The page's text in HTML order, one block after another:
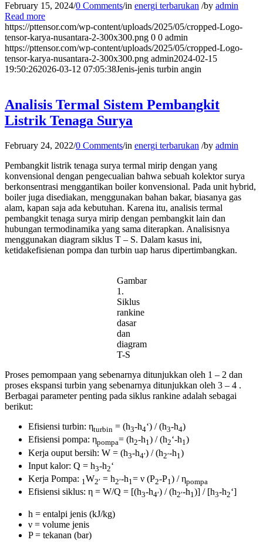
February 15, 2024/0 Comments/in energi terbarukan /by admin
Read more
https://pttensor.com/wp-content/uploads/2025/05/cropped-Logo-
tensor-karya-nusantara-2-300x300.png 0 0 admin
https://pttensor.com/wp-content/uploads/2025/05/cropped-Logo-
tensor-karya-nusantara-2-300x300.png admin2024-02-15
19:50:262026-03-12 07:05:38Jenis-jenis turbin angin
Analisis Termal Sistem Pembangkit
Listrik Tenaga Surya
February 24, 2022/0 Comments/in energi terbarukan /by admin
Pembangkit listrik tenaga surya termal mirip dengan yang
konvensional dengan pengecualian bahwa sebuah kolektor surya
berkonsentrasi menggantikan boiler konvensional. Pada unit hybrid,
boiler juga disediakan, menggunakan bahan bakar, biasanya gas
alam, kapan saja ada kebutuhan. Karena itu, analisis termal
pembangkit tenaga surya mirip dengan pembangkit lain dan
hubungan termodinamika yang sama diterapkan. Analisisnya
menggunakan diagram siklus T – S. Dalam kasus ini,
ketidakefisienan pompa dan turbin uap harus dipertimbangkan.
Gambar
1.
Siklus
rankine
dasar
dan
diagram
T-S
Proses pemompaan yang sebenarnya ditunjukkan oleh 1 – 2 dan
proses ekspansi turbin yang sebenarnya ditunjukkan oleh 3 – 4 .
Berbagai parameter penting pada siklus rankine adalah sebagai
berikut:
Efisiensi turbin: ηturbin = (h3-h4‘) / (h3-h4)
Efisiensi pompa: ηpompa= (h2-h1) / (h2‘-h1)
Kerja ouput bersih: W = (h3-h4′) / (h2′-h1 )
Input kalor: Q = h3-h2‘
Kerja Pompa: 1W2′ = h2′-h1= ν (P2-P1) / ηpompa
Efisiensi siklus: η = W/Q = [(h3-h4′) / (h2′-h1)] / [h3-h2‘]
h = entalpi jenis (kJ/kg)
ν = volume jenis
P = tekanan (bar)